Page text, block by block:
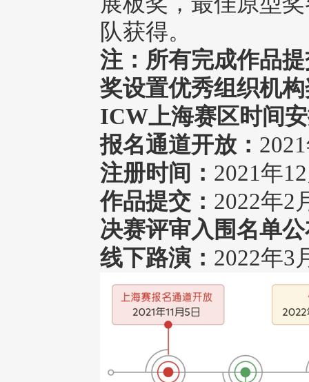
队获得。
注：所有完成作品
奖设置优秀组织机
ICW上海赛区时间
报名通道开放：
注册时间： 2021年
作品提交： 2022年2
决赛评审入围名单
线下路演： 2022年3